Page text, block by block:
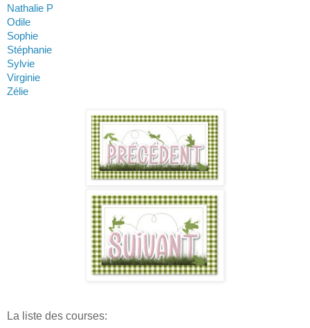
Nathalie P
Odile
Sophie
Stéphanie
Sylvie
Virginie
Zélie
La liste des courses: